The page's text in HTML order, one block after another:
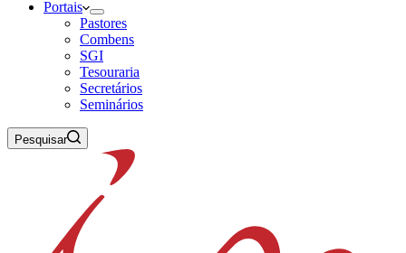
Portais
Pastores
Combens
SGI
Tesouraria
Secretários
Seminários
Pesquisar